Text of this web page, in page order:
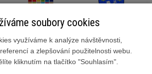
soubory cookies
využíváme k analýze návštěvnosti,
a zlepšování použitelnosti webu.
kliknutím na tlačítko "Souhlasím".